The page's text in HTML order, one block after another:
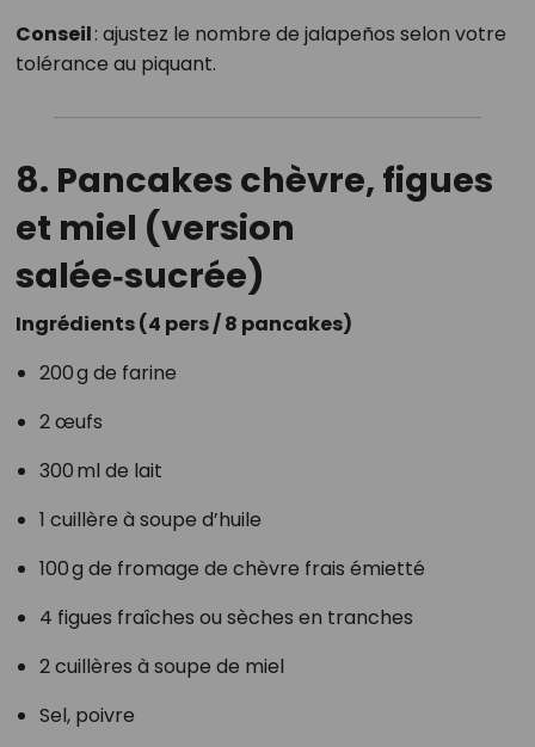
Conseil: ajustez le nombre de jalapeños selon votre
tolérance au piquant.
8. Pancakes chèvre, figues
et miel (version
salée‑sucrée)
Ingrédients (4 pers / 8 pancakes)
200 g de farine
2 œufs
300 ml de lait
1 cuillère à soupe d’huile
100 g de fromage de chèvre frais émietté
4 figues fraîches ou sèches en tranches
2 cuillères à soupe de miel
Sel, poivre